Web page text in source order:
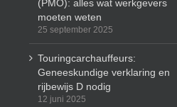
(PMO): alles wat werkgevers
moeten weten
25 september 2025
Touringcarchauffeurs:
Geneeskundige verklaring en
rijbewijs D nodig
12 juni 2025